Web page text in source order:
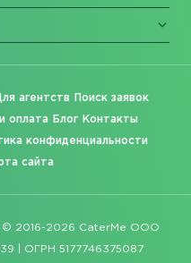
агентств Поиск заявок
оплата Блог Контакты
конфиденциальности
сайта
© 2016-2026 CaterMe ООО
| ОГРН 5177746375087